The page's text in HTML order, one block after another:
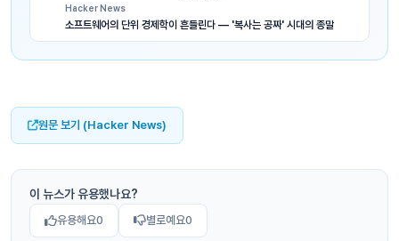
Hacker News
소프트웨어의 단위 경제학이 흔들린다 — '복사는 공짜' 시대의 종말
원문 보기 (Hacker News)
이 뉴스가 유용했나요?
유용해요0 별로예요0